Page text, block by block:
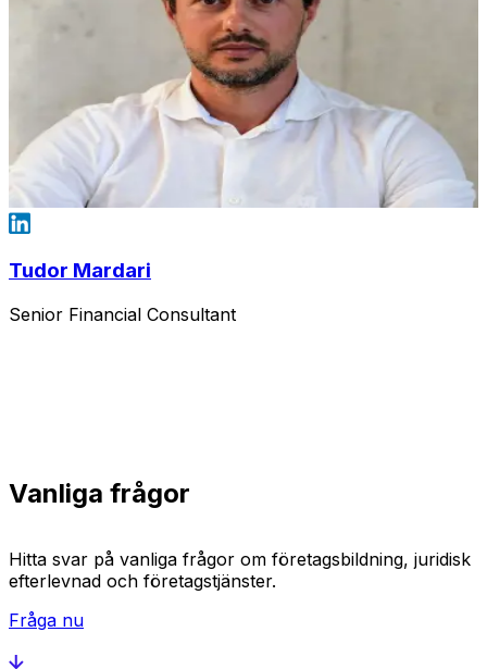
Tudor Mardari
Senior Financial Consultant
Vanliga frågor
Hitta svar på vanliga frågor om företagsbildning, juridisk
efterlevnad och företagstjänster.
Fråga nu